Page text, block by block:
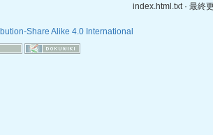
index.html.txt· 最終
Share Alike 4.0 International